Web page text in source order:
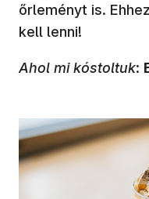
őrleményt is.
kell lenni!
Ahol mi kóstoltuk: